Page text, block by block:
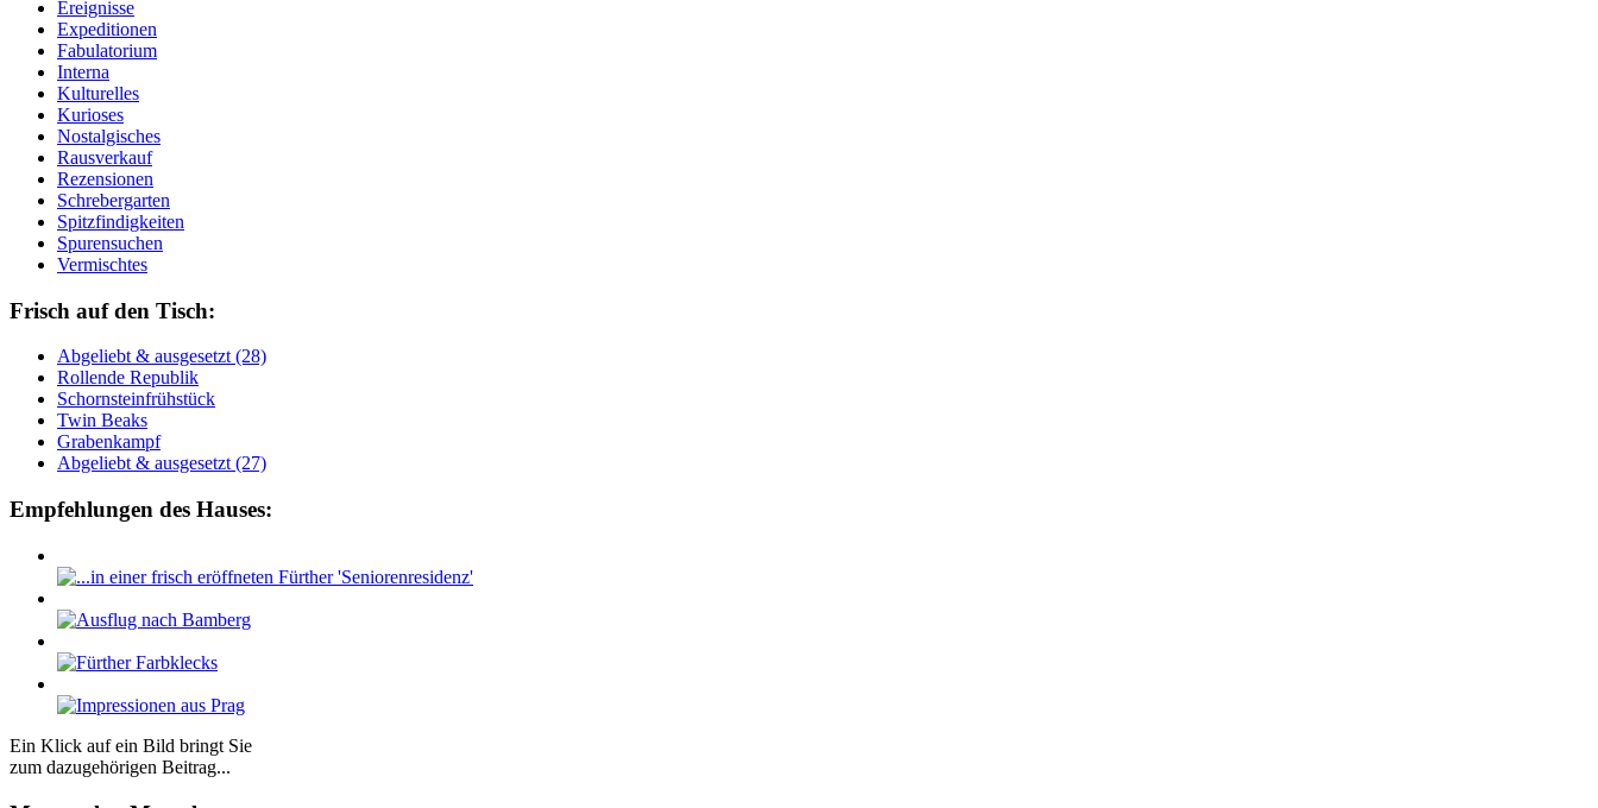
Ereignisse
Expeditionen
Fabulatorium
Interna
Kulturelles
Kurioses
Nostalgisches
Rausverkauf
Rezensionen
Schrebergarten
Spitzfindigkeiten
Spurensuchen
Vermischtes
Frisch auf den Tisch:
Ab­ge­liebt & aus­ge­setzt (28)
Rol­len­de Re­pu­blik
Schorn­stein­früh­stück
Twin Beaks
Gra­ben­kampf
Ab­ge­liebt & aus­ge­setzt (27)
Empfehlungen des Hauses:
Ein Klick auf ein Bild bringt Sie
zum dazugehörigen Beitrag...